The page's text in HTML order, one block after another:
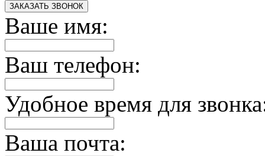
ЗАКАЗАТЬ ЗВОНОК
Ваше имя:
Ваш телефон:
Удобное время для
Ваша почта: